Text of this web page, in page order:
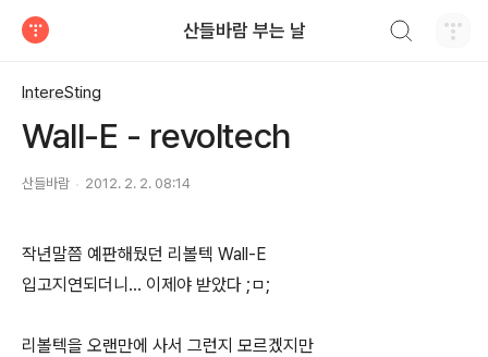
산들바람 부는 날
IntereSting
Wall-E - revoltech
산들바람 2012. 2. 2. 08:14
작년말쯤 예판해뒀던 리볼텍 Wall-E
입고지연되더니... 이제야 받았다 ;ㅁ;
리볼텍을 오랜만에 사서 그런지 모르겠지만